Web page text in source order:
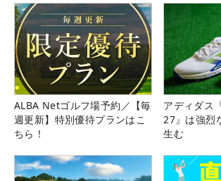
ALBA Netゴルフ場予約／【毎
週更新】特別優待プランはこ
ちら！
アディダス
27』は強烈
生む